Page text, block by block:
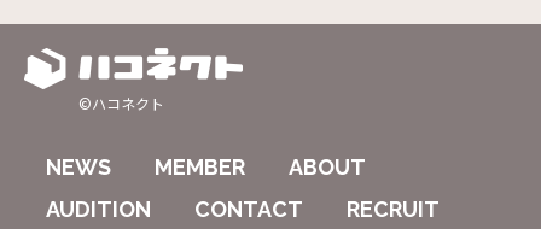
©ハコネクト
NEWS MEMBER
ABOUT
AUDITION
CONTACT RECRUIT